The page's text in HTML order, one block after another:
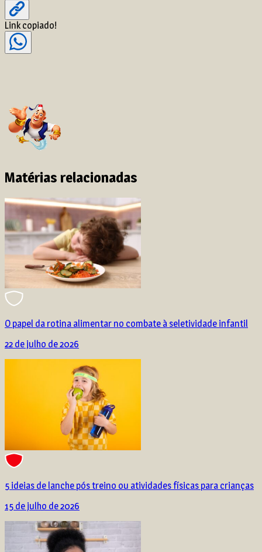
Link copiado!
Matérias relacionadas
O papel da rotina alimentar no combate à seletividade infantil
22 de julho de 2026
5 ideias de lanche pós treino ou atividades físicas para crianças
15 de julho de 2026